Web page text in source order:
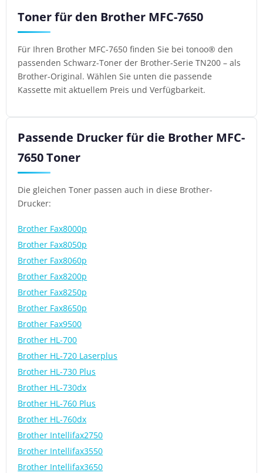
Toner für den Brother MFC-7650
Für Ihren Brother MFC-7650 finden Sie bei tonoo® den
passenden Schwarz-Toner der Brother-Serie TN200 – als
Brother-Original. Wählen Sie unten die passende
Kassette mit aktuellem Preis und Verfügbarkeit.
Passende Drucker für die Brother MFC-
7650 Toner
Die gleichen Toner passen auch in diese Brother-
Drucker:
Brother Fax8000p
Brother Fax8050p
Brother Fax8060p
Brother Fax8200p
Brother Fax8250p
Brother Fax8650p
Brother Fax9500
Brother HL-700
Brother HL-720 Laserplus
Brother HL-730 Plus
Brother HL-730dx
Brother HL-760 Plus
Brother HL-760dx
Brother Intellifax2750
Brother Intellifax3550
Brother Intellifax3650